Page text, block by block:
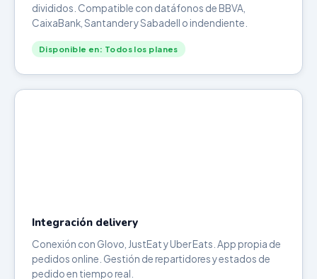
divididos. Compatible con datáfonos de BBVA,
CaixaBank, Santander y Sabadell o indendiente.
Disponible en: Todos los planes
Integración delivery
Conexión con Glovo, JustEat y Uber Eats. App propia de
pedidos online. Gestión de repartidores y estados de
pedido en tiempo real.